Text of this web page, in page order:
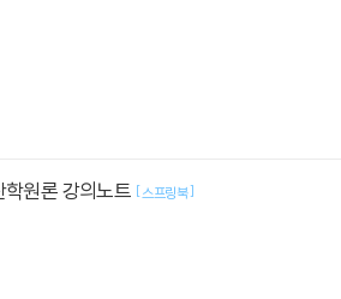
원론 강의노트 [스프링북]